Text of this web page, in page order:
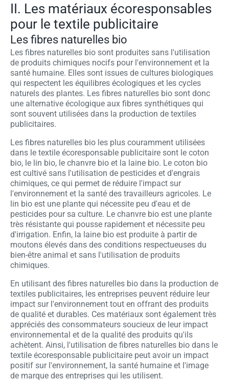
II. Les matériaux écoresponsables
pour le textile publicitaire
Les fibres naturelles bio
Les fibres naturelles bio sont produites sans l'utilisation
de produits chimiques nocifs pour l'environnement et la
santé humaine. Elles sont issues de cultures biologiques
qui respectent les équilibres écologiques et les cycles
naturels des plantes. Les fibres naturelles bio sont donc
une alternative écologique aux fibres synthétiques qui
sont souvent utilisées dans la production de textiles
publicitaires.
Les fibres naturelles bio les plus couramment utilisées
dans le textile écoresponsable publicitaire sont le coton
bio, le lin bio, le chanvre bio et la laine bio. Le coton bio
est cultivé sans l'utilisation de pesticides et d'engrais
chimiques, ce qui permet de réduire l'impact sur
l'environnement et la santé des travailleurs agricoles. Le
lin bio est une plante qui nécessite peu d'eau et de
pesticides pour sa culture. Le chanvre bio est une plante
très résistante qui pousse rapidement et nécessite peu
d'irrigation. Enfin, la laine bio est produite à partir de
moutons élevés dans des conditions respectueuses du
bien-être animal et sans l'utilisation de produits
chimiques.
En utilisant des fibres naturelles bio dans la production de
textiles publicitaires, les entreprises peuvent réduire leur
impact sur l'environnement tout en offrant des produits
de qualité et durables. Ces matériaux sont également très
appréciés des consommateurs soucieux de leur impact
environnemental et de la qualité des produits qu'ils
achètent. Ainsi, l'utilisation de fibres naturelles bio dans le
textile écoresponsable publicitaire peut avoir un impact
positif sur l'environnement, la santé humaine et l'image
de marque des entreprises qui les utilisent.